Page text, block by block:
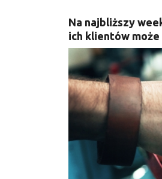
Na najbliższy
ich klientów może